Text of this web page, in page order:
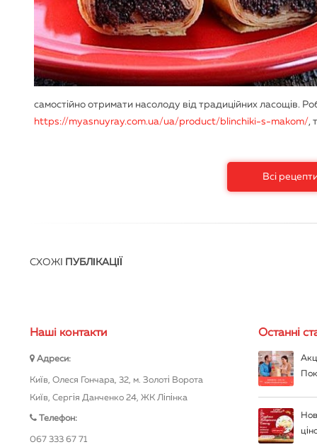
самостійно отримати насолоду від традиційних ласощів.
https://myasnuyray.com.ua/ua/product/blinchiki-s-makom/,
Всі
СХОЖІ ПУБЛІКАЦІЇ
Нашi контакти
Адреси:
Київ, Олеся Гончара, 32, м. Золоті Ворота
Київ, Сергія Данченко 24, ЖК Ліпінка
Телефон:
067 333 67 71
Останні